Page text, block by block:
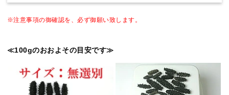
※注意事項の御確認を、必ず御願い致します。
≪100gのおおよその目安です≫